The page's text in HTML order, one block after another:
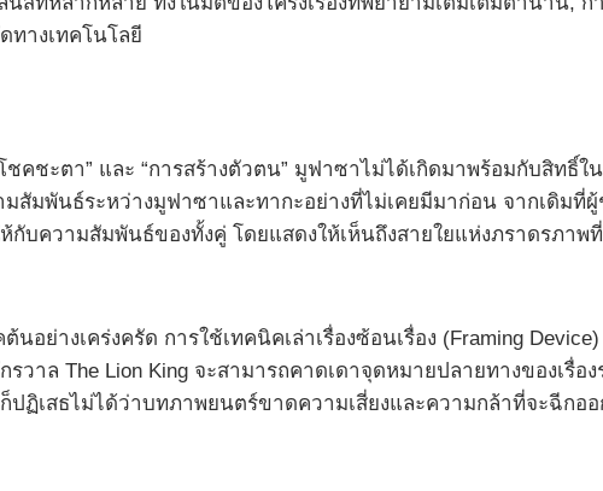
ทางเทคโนโลยี
คชะตา” และ “การสร้างตัวตน” มูฟาซาไม่ได้เกิดมาพร้อมกับสิทธิ์ใ
มพันธ์ระหว่างมูฟาซาและทากะอย่างที่ไม่เคยมีมาก่อน จากเดิมที่ผู้
ความสัมพันธ์ของทั้งคู่ โดยแสดงให้เห็นถึงสายใยแห่งภราดรภาพ
อย่างเคร่งครัด การใช้เทคนิคเล่าเรื่องซ้อนเรื่อง (Framing
วาล The Lion King จะสามารถคาดเดาจุดหมายปลายทางของเรื่อ
ปฏิเสธไม่ได้ว่าบทภาพยนตร์ขาดความเสี่ยงและความกล้าที่จะฉีกออ